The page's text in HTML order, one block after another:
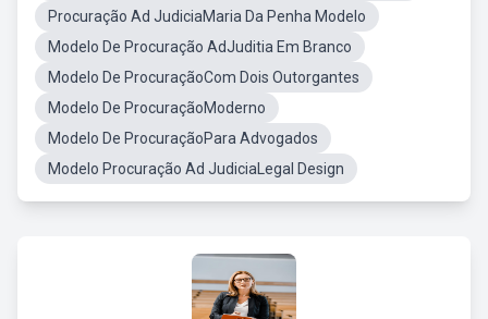
Procuração Ad JudiciaMaria Da Penha Modelo
Modelo De Procuração AdJuditia Em Branco
Modelo De ProcuraçãoCom Dois Outorgantes
Modelo De ProcuraçãoModerno
Modelo De ProcuraçãoPara Advogados
Modelo Procuração Ad JudiciaLegal Design